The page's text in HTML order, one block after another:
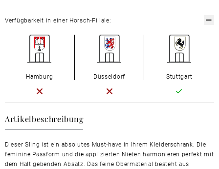
Artikelbeschreibung
Dieser Sling ist ein absolutes Must-have in Ihrem Kleiderschrank. Die
feminine Passform und die applizierten Nieten harmonieren perfekt mit
dem Halt gebenden Absatz. Das feine Obermaterial besteht aus
Verfügbarkeit in einer Horsch-Filiale:
Hamburg Düsseldorf Stuttgart